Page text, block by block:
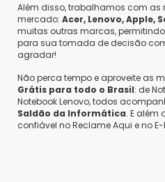
Além disso, trabalhamos com as
mercado: Acer, Lenovo, Apple,
muitas outras marcas,
para sua tomada de decisão
agradar!
Não perca tempo e aproveite as
Grátis para todo o Brasil: de
Notebook Lenovo, todos
Saldão da Informática. E além
confiável no Reclame Aqui e no E-